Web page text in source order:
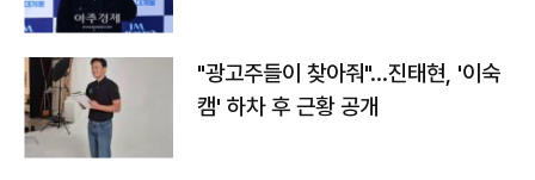
"광고주들이 찾아줘"…진태현, '이숙
캠' 하차 후 근황 공개